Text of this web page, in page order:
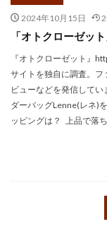
2024年10月15日
「オトクローゼッ
『オトクローゼット』
サイトを独自に調査。フ
ビューなどを発信して
ダーバッグLenne(レネ)
ッピングは？ 上品で落